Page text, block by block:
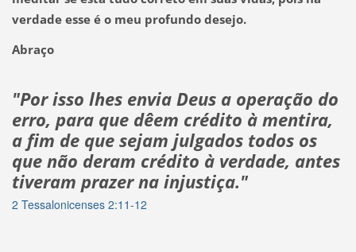
verdade esse é o meu profundo desejo.
Abraço
"Por isso lhes envia Deus a operação do
erro, para que dêem crédito à mentira,
a fim de que sejam julgados todos os
que não deram crédito à verdade, antes
tiveram prazer na injustiça."
2 Tessalonicenses 2:11-12